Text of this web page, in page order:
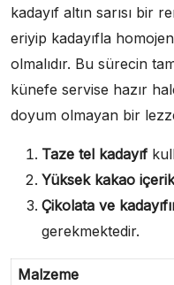
kadayıf altın sarısı bir
eriyip kadayıfla
olmalıdır. Bu sürecin
künefe servise hazır
doyum olmayan bir
Taze tel kadayıf
Yüksek kakao
Çikolata ve
gerekmektedir.
Malzeme